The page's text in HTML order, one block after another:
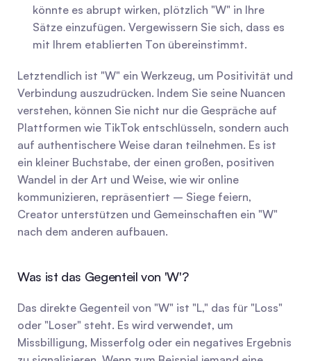
könnte es abrupt wirken, plötzlich "W" in Ihre
Sätze einzufügen. Vergewissern Sie sich, dass es
mit Ihrem etablierten Ton übereinstimmt.
Letztendlich ist "W" ein Werkzeug, um Positivität und
Verbindung auszudrücken. Indem Sie seine Nuancen
verstehen, können Sie nicht nur die Gespräche auf
Plattformen wie TikTok entschlüsseln, sondern auch
auf authentischere Weise daran teilnehmen. Es ist
ein kleiner Buchstabe, der einen großen, positiven
Wandel in der Art und Weise, wie wir online
kommunizieren, repräsentiert – Siege feiern,
Creator unterstützen und Gemeinschaften ein "W"
nach dem anderen aufbauen.
Was ist das Gegenteil von 'W'?
Das direkte Gegenteil von "W" ist "L," das für "Loss"
oder "Loser" steht. Es wird verwendet, um
Missbilligung, Misserfolg oder ein negatives Ergebnis